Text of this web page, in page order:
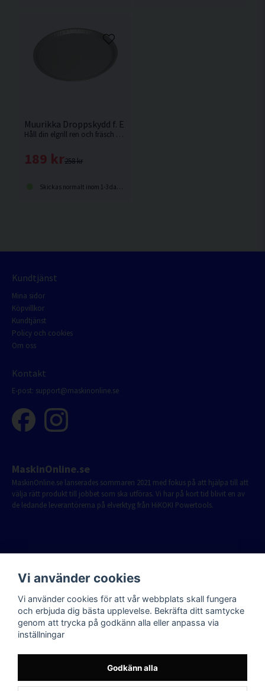
Muurikka Droppskydd f. Elgrill 40cm 5-pack
Håll din elgrill ren och fräsch med droppform i aluminiumfolie.
258 kr
189 kr
Skickas normalt inom 1-3 dagar
Kundtjänst
Mina sidor
Köpvillkor
Kundtjänst
Policy och cookies
Om oss
Kontakt
E-post: support@maskinonline.se
MaskinOnline.se
MaskinOnline.se lanserades sommaren 2021 med fokus på att hjälpa till att
välja rätt produkt till jobbet som ska utföras. Vi har på kort tid blivit en av
de ledande leverantörerna på elverktyg från HiKOKI Powertools.
Vi använder cookies
Vi använder cookies för att vår webbplats skall fungera
och erbjuda dig bästa upplevelse. Bekräfta ditt samtycke
genom att trycka på godkänn alla eller anpassa via
inställningar
Godkänn alla